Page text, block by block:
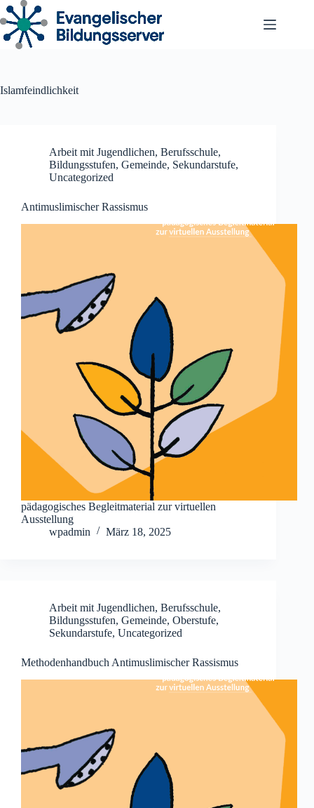
Zum
Inhalt
springen
Islamfeindlichkeit
Arbeit mit Jugendlichen, Berufsschule,
Bildungsstufen, Gemeinde, Sekundarstufe,
Uncategorized
Antimuslimischer Rassismus
pädagogisches Begleitmaterial zur virtuellen
Ausstellung
wpadmin
März 18, 2025
Arbeit mit Jugendlichen, Berufsschule,
Bildungsstufen, Gemeinde, Oberstufe,
Sekundarstufe, Uncategorized
Methodenhandbuch Antimuslimischer Rassismus